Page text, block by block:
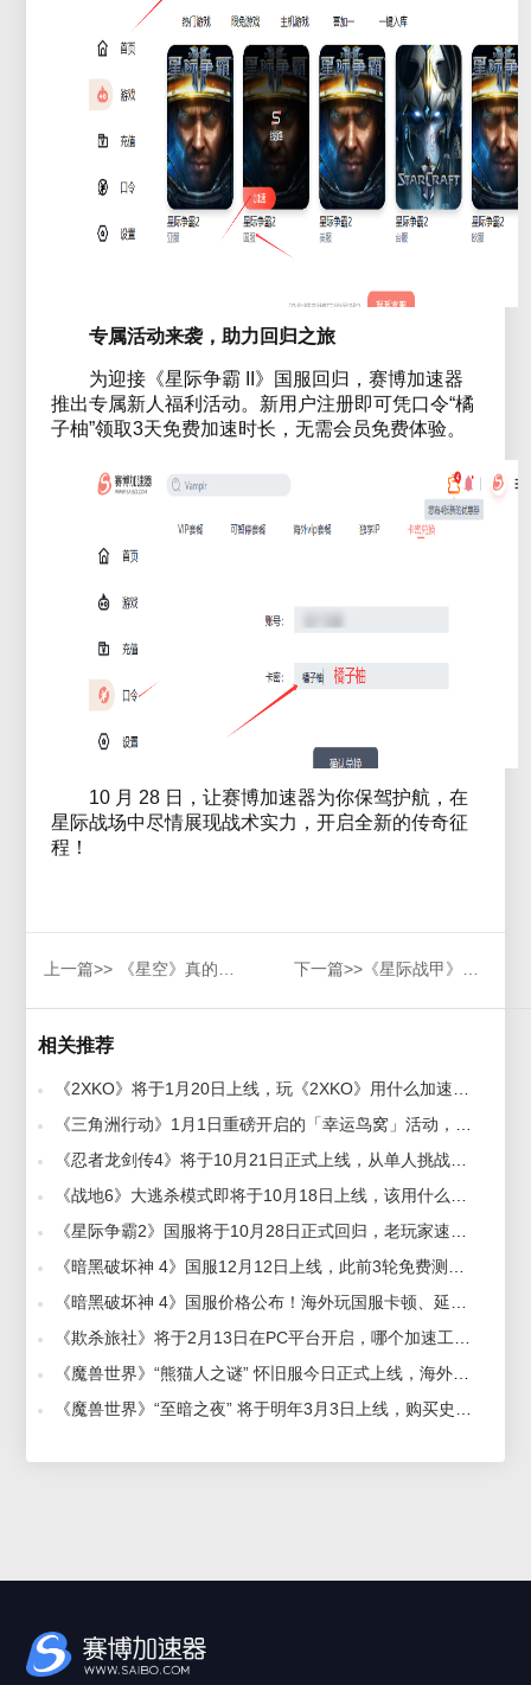
专属活动来袭，助力回归之旅
为迎接《星际争霸 II》国服回归，赛博加速器
推出专属新人福利活动。新用户注册即可凭口令“橘
子柚”领取3天免费加速时长，无需会员免费体验。
10 月 28 日，让赛博加速器为你保驾护航，在
星际战场中尽情展现战术实力，开启全新的传奇征
程！
上一篇>> 《星空》真的好玩吗，赛博加速器带来星空玩法介绍 下一篇>>《星际战甲》加速器哪个好用？最新无卡顿好用加速器推荐
相关推荐